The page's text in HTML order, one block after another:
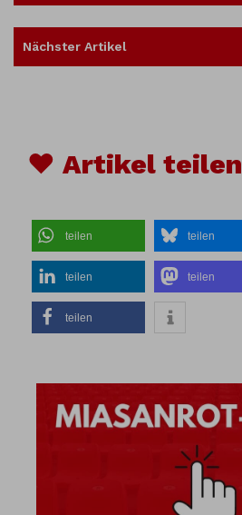
Nächster Artikel
♥ Artikel teilen
teilen teilen
teilen teilen
teilen